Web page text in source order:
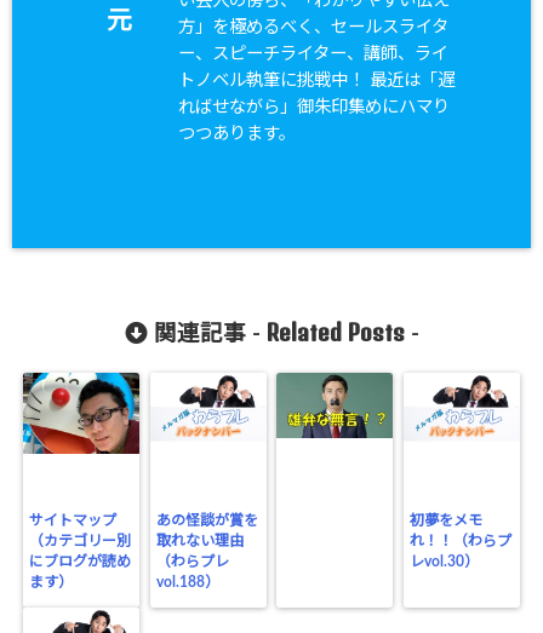
元
方」を極めるべく、セールスライタ
ー、スピーチライター、講師、ライ
トノベル執筆に挑戦中！ 最近は「遅
ればせながら」御朱印集めにハマり
つつあります。
関連記事 - Related Posts-
サイトマップ
（カテゴリー別
にブログが読め
ます）
あの怪談が賞を
取れない理由
（わらプレ
vol.188）
初夢をメモ
れ！！（わらプ
レvol.30）